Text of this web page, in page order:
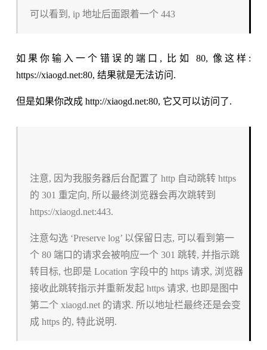
可以看到, ip 地址后面跟着一个 443
如果你输入一个错误的端口, 比如 80, 像这样:
https://xiaogd.net:80, 结果就是无法访问.
但是如果你改成 http://xiaogd.net:80, 它又可以访问了.
注意, 因为我服务器后台配置了 http 自动跳转 https
的 301 重定向, 所以最终浏览器会再次跳转到
https://xiaogd.net:443.
注意勾选 ‘Preserve log’ 以保留日志, 可以看到第一
个 80 端口的请求会被响应一个 301 跳转, 并指示跳
转目标, 也即是 Location 字段中的 https 请求, 浏览器
接收此跳转指示并重新发起 https 请求, 也即是图中
第二个 xiaogd.net 的请求. 所以地址栏最终还是会变
成 https 的, 特此说明.